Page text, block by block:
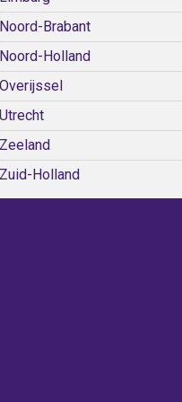
Noord-Brabant
Noord-Holland
Overijssel
Utrecht
Zeeland
Zuid-Holland